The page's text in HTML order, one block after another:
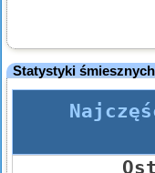
Statystyki